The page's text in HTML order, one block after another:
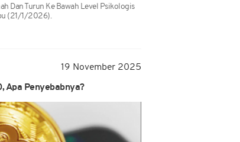
Dan Turun Ke Bawah Level Psikologis
(21/1/2026).
19 November 2025
Apa Penyebabnya?